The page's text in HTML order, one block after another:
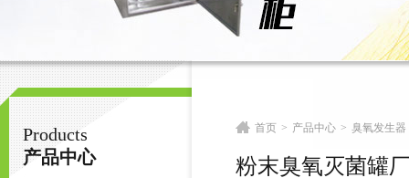
南京皇明臭氧机电设备厂
Products
产品中心
首页 > 产品中心 > 臭氧发生器
粉末臭氧灭菌罐